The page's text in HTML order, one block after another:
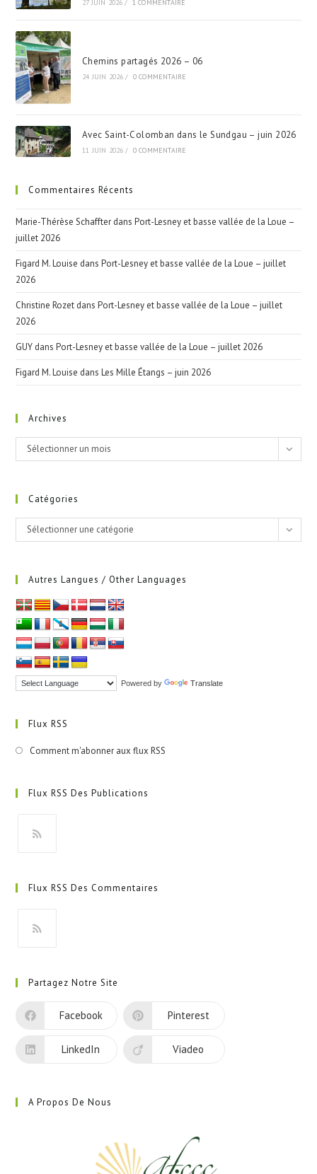
27 JUIN 2026 / 1 COMMENTAIRE
Chemins partagés 2026 – 06
24 JUIN 2026 / 0 COMMENTAIRE
Avec Saint-Colomban dans le Sundgau – juin 2026
11 JUIN 2026 / 0 COMMENTAIRE
Commentaires Récents
Marie-Thérèse Schaffter dansPort-Lesney et basse vallée de la Loue –
juillet 2026
Figard M. Louise dansPort-Lesney et basse vallée de la Loue – juillet
2026
Christine Rozet dansPort-Lesney et basse vallée de la Loue – juillet
2026
GUY dansPort-Lesney et basse vallée de la Loue – juillet 2026
Figard M. Louise dansLes Mille Étangs – juin 2026
Archives
Archives
Sélectionner un mois
Catégories
Catégories
Sélectionner une catégorie
Autres Langues / Other Languages
Powered by Translate
Flux RSS
Comment m'abonner aux flux RSS
Flux RSS Des Publications
un
onglet
Flux RSS Des Commentaires
un
nouvel
Partagez Notre Site
Facebook Pinterest
LinkedIn Viadeo
A Propos De Nous